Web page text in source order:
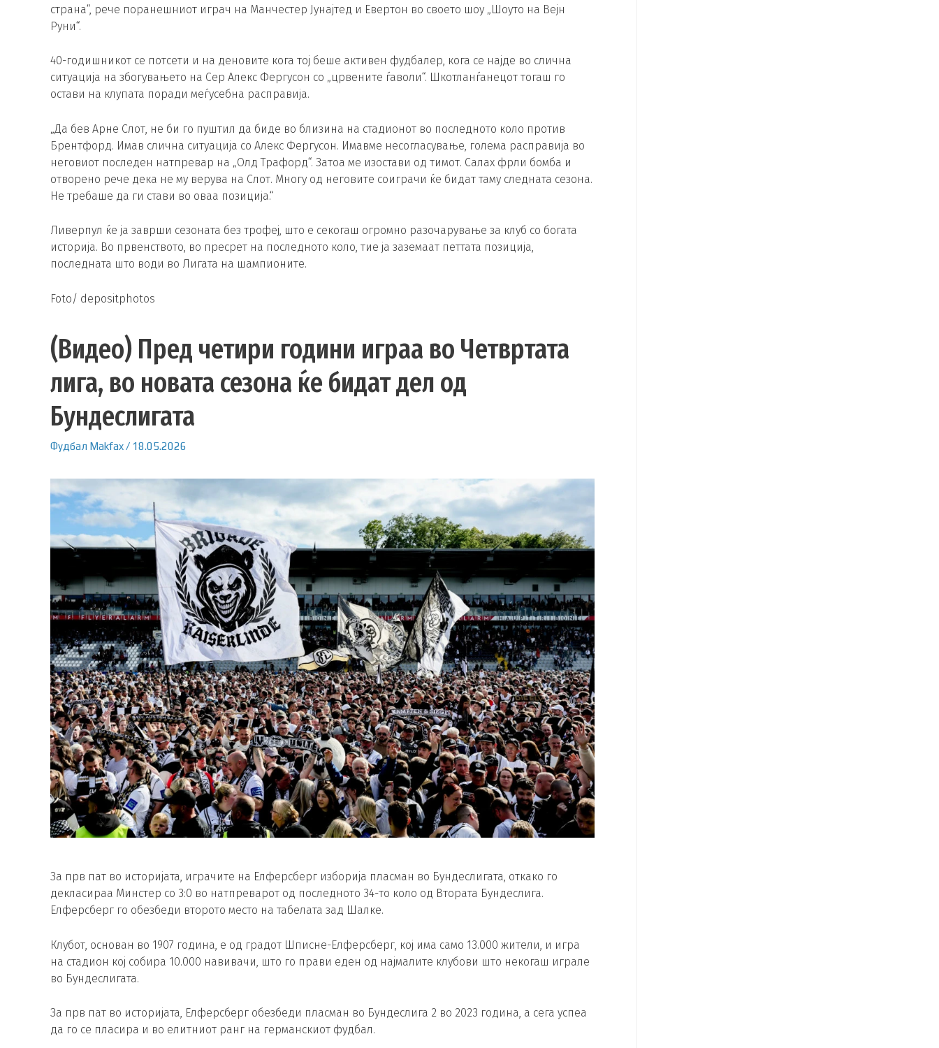
страна“, рече поранешниот играч на Манчестер Јунајтед и Евертон во своето шоу „Шоуто на Вејн
Руни“.
40-годишникот се потсети и на деновите кога тој беше активен фудбалер, кога се најде во слична
ситуација на збогувањето на Сер Алекс Фергусон со „црвените ѓаволи“. Шкотланѓанецот тогаш го
остави на клупата поради меѓусебна расправија.
„Да бев Арне Слот, не би го пуштил да биде во близина на стадионот во последното коло против
Брентфорд. Имав слична ситуација со Алекс Фергусон. Имавме несогласување, голема расправија во
неговиот последен натпревар на „Олд Трафорд“. Затоа ме изостави од тимот. Салах фрли бомба и
отворено рече дека не му верува на Слот. Многу од неговите соиграчи ќе бидат таму следната сезона.
Не требаше да ги стави во оваа позиција.“
Ливерпул ќе ја заврши сезоната без трофеј, што е секогаш огромно разочарување за клуб со богата
историја. Во првенството, во пресрет на последното коло, тие ја заземаат петтата позиција,
последната што води во Лигата на шампионите.
Foto/ depositphotos
(Видео) Пред четири години играа во Четвртата
лига, во новата сезона ќе бидат дел од
Бундеслигата
Фудбал Makfax/ 18.05.2026
За прв пат во историјата, играчите на Елферсберг изборија пласман во Бундеслигата, откако го
декласираа Минстер со 3:0 во натпреварот од последното 34-то коло од Втората Бундеслига.
Елферсберг го обезбеди второто место на табелата зад Шалке.
Клубот, основан во 1907 година, е од градот Шписне-Елферсберг, кој има само 13.000 жители, и игра
на стадион кој собира 10.000 навивачи, што го прави еден од најмалите клубови што некогаш играле
во Бундеслигата.
За прв пат во историјата, Елферсберг обезбеди пласман во Бундеслига 2 во 2023 година, а сега успеа
да го се пласира и во елитниот ранг на германскиот фудбал.